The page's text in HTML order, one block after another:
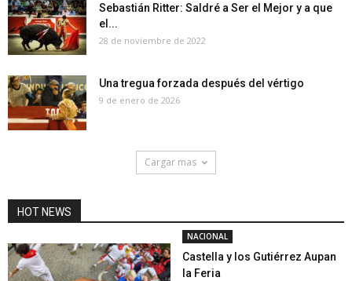
Sebastián Ritter: Saldré a Ser el Mejor y a que
el...
28 de noviembre de 2022
Una tregua forzada después del vértigo
9 de enero de 2026
Cargar mas
HOT NEWS
NACIONAL
Castella y los Gutiérrez Aupan
la Feria